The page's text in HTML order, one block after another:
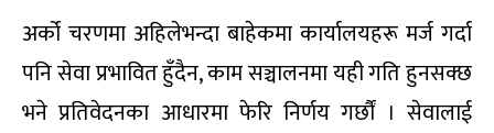
अर्को चरणमा अहिलेभन्दा बाहेकमा कार्यालयहरू मर्ज गर्दा
पनि सेवा प्रभावित हुँदैन, काम सञ्चालनमा यही गति हुनसक्छ
भने प्रतिवेदनका आधारमा फेरि निर्णय गर्छौं । सेवालाई